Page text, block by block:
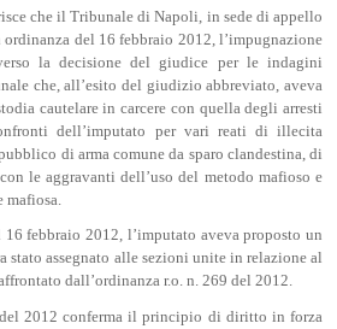
che il Tribunale di Napoli, in sede di appello
ordinanza del 16 febbraio 2012, l’impugnazione
la decisione del giudice per le indagini
che, all’esito del giudizio abbreviato, aveva
cautelare in carcere con quella degli arresti
dell’imputato per vari reati di illecita
di arma comune da sparo clandestina, di
le aggravanti dell’uso del metodo mafioso e
mafiosa.
16 febbraio 2012, l’imputato aveva proposto un
stato assegnato alle sezioni unite in relazione al
dall’ordinanza r.o. n. 269 del 2012.
del 2012 conferma il principio di diritto in forza